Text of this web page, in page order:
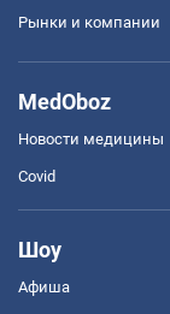
Рынки и компании
MedOboz
Новости медицины
Covid
Шоу
Афиша